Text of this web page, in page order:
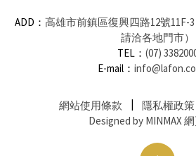
ADD： 高雄市前鎮區復興四路12號11F-
請洽各地門市）
TEL： (07)
E-mail：
網站使用條款 隱私權政策
Designed by MINMAX